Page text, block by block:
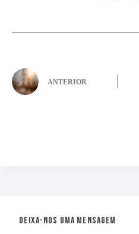
ANTERIOR
Deixa-nos uma mensagem